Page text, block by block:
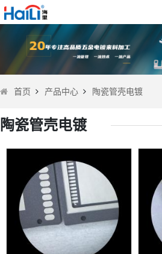
首页 产品中心 陶瓷管壳电镀
陶瓷管壳电镀